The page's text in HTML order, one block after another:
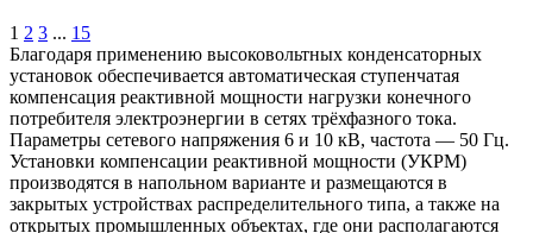
1 2 3 ... 15
Благодаря применению высоковольтных конденсаторных
установок обеспечивается автоматическая ступенчатая
компенсация реактивной мощности нагрузки конечного
потребителя электроэнергии в сетях трёхфазного тока.
Параметры сетевого напряжения 6 и 10 кВ, частота — 50 Гц.
Установки компенсации реактивной мощности (УКРМ)
производятся в напольном варианте и размещаются в
закрытых устройствах распределительного типа, а также на
открытых промышленных объектах, где они располагаются